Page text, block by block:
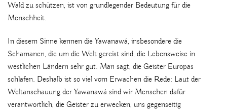
Wald zu schützen, ist von grundlegender Bedeutung für die
Menschheit.
In diesem Sinne kennen die Yawanawá, insbesondere die
Schamanen, die um die Welt gereist sind, die Lebensweise in
westlichen Ländern sehr gut. Man sagt, die Geister Europas
schlafen. Deshalb ist so viel vom Erwachen die Rede: Laut der
Weltanschauung der Yawanawá sind wir Menschen dafür
verantwortlich, die Geister zu erwecken, uns gegenseitig